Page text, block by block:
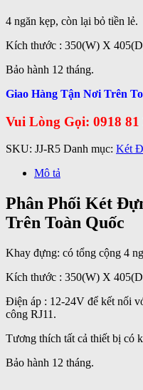
4 ngăn kẹp, còn lại bỏ tiền lẻ.
Kích thước : 350(W) X
Bảo hành 12 tháng.
Giao Hàng Tận Nơi Trên
Vui Lòng Gọi: 0918 81
SKU: JJ-R5 Danh mục: Két
Mô tả
Phân Phối Két
Trên Toàn Quốc
Khay đựng: có tổng cộng 4
Kích thước : 350(W) X
Điện áp : 12-24V để kết nối
công RJ11.
Tương thích tất cả thiết bị có
Bảo hành 12 tháng.